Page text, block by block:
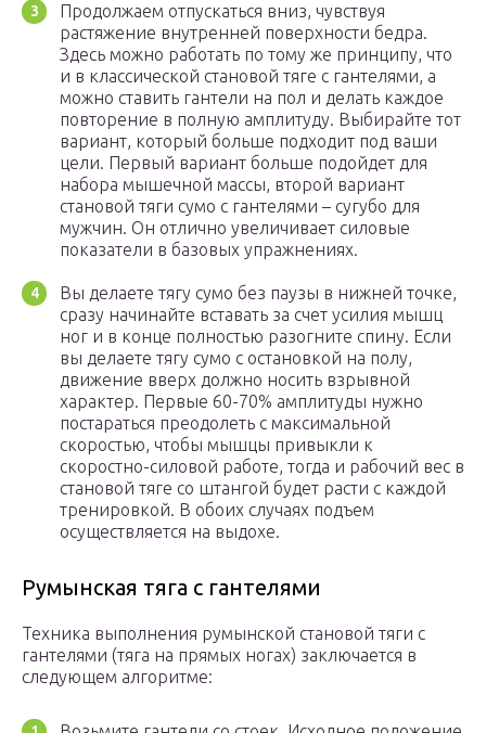
Продолжаем отпускаться вниз, чувствуя
растяжение внутренней поверхности бедра.
Здесь можно работать по тому же принципу, что
и в классической становой тяге с гантелями, а
можно ставить гантели на пол и делать каждое
повторение в полную амплитуду. Выбирайте тот
вариант, который больше подходит под ваши
цели. Первый вариант больше подойдет для
набора мышечной массы, второй вариант
становой тяги сумо с гантелями – сугубо для
мужчин. Он отлично увеличивает силовые
показатели в базовых упражнениях.
Вы делаете тягу сумо без паузы в нижней точке,
сразу начинайте вставать за счет усилия мышц
ног и в конце полностью разогните спину. Если
вы делаете тягу сумо с остановкой на полу,
движение вверх должно носить взрывной
характер. Первые 60-70% амплитуды нужно
постараться преодолеть с максимальной
скоростью, чтобы мышцы привыкли к
скоростно-силовой работе, тогда и рабочий вес в
становой тяге со штангой будет расти с каждой
тренировкой. В обоих случаях подъем
осуществляется на выдохе.
Румынская тяга с гантелями
Техника выполнения румынской становой тяги с
гантелями (тяга на прямых ногах) заключается в
следующем алгоритме: